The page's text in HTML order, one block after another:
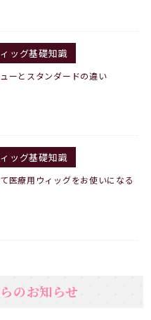
ッグ基礎知識
ーとスタンダードの違い
ッグ基礎知識
医療用ウィッグをお使いになる
のお知らせ